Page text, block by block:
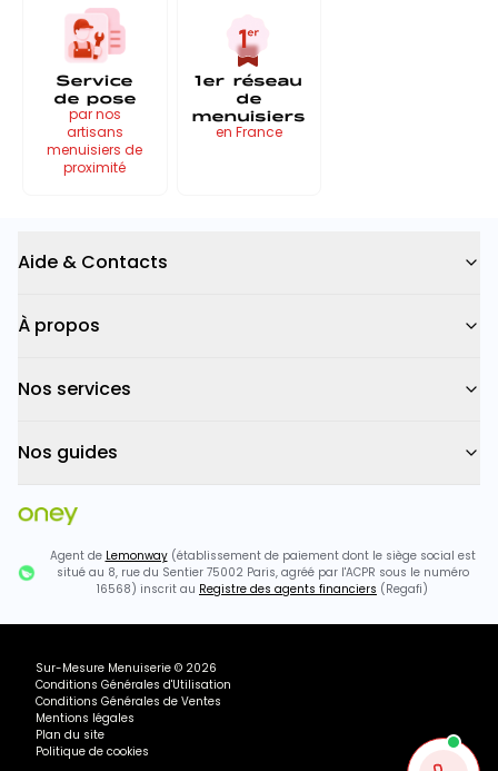
Service
de pose
par nos
artisans
menuisiers de
proximité
1er réseau
de
menuisiers
en France
Aide & Contacts
À propos
Nos services
Nos guides
Agent de Lemonway(établissement de paiement dont le siège social est
situé au 8, rue du Sentier 75002 Paris, agréé par l'ACPR sous le numéro
16568) inscrit au Registre des agents financiers (Regafi)
Sur-Mesure Menuiserie © 2026
Conditions Générales d'Utilisation
Conditions Générales de Ventes
Mentions légales
Plan du site
Politique de cookies